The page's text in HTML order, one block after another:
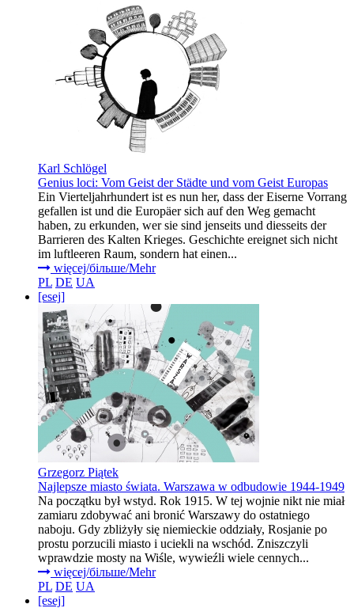
Karl Schlögel
Genius loci: Vom Geist der Städte und vom Geist Europas
Ein Vierteljahrhundert ist es nun her, dass der Eiserne Vorrang
gefallen ist und die Europäer sich auf den Weg gemacht
haben, zu erkunden, wer sie sind jenseits und diesseits der
Barrieren des Kalten Krieges. Geschichte ereignet sich nicht
im luftleeren Raum, sondern hat einen...
więcej/більше/Mehr
PL DE UA
[esej]
Grzegorz Piątek
Najlepsze miasto świata. Warszawa w odbudowie 1944-1949
Na początku był wstyd. Rok 1915. W tej wojnie nikt nie miał
zamiaru zdobywać ani bronić Warszawy do ostatniego
naboju. Gdy zbliżyły się niemieckie oddziały, Rosjanie po
prostu porzucili miasto i uciekli na wschód. Zniszczyli
wprawdzie mosty na Wiśle, wywieźli wiele cennych...
więcej/більше/Mehr
PL DE UA
[esej]